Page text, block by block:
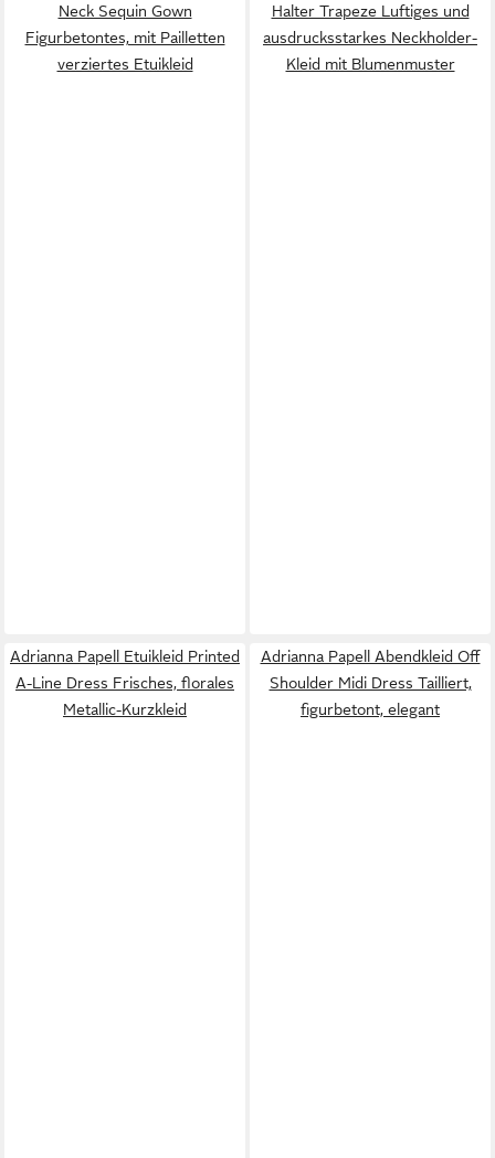
Neck Sequin Gown
Figurbetontes, mit Pailletten
verziertes Etuikleid
Halter Trapeze Luftiges und
ausdrucksstarkes Neckholder-
Kleid mit Blumenmuster
Adrianna Papell Etuikleid Printed
A-Line Dress Frisches, florales
Metallic-Kurzkleid
Adrianna Papell Abendkleid Off
Shoulder Midi Dress Tailliert,
figurbetont, elegant